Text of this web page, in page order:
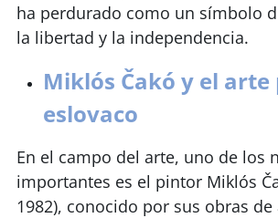
ha perdurado como un símbolo
la libertad y la independencia.
Miklós Čakó y el
eslovaco
En el campo del arte, uno de los
importantes es el pintor Miklós
1982), conocido por sus obras